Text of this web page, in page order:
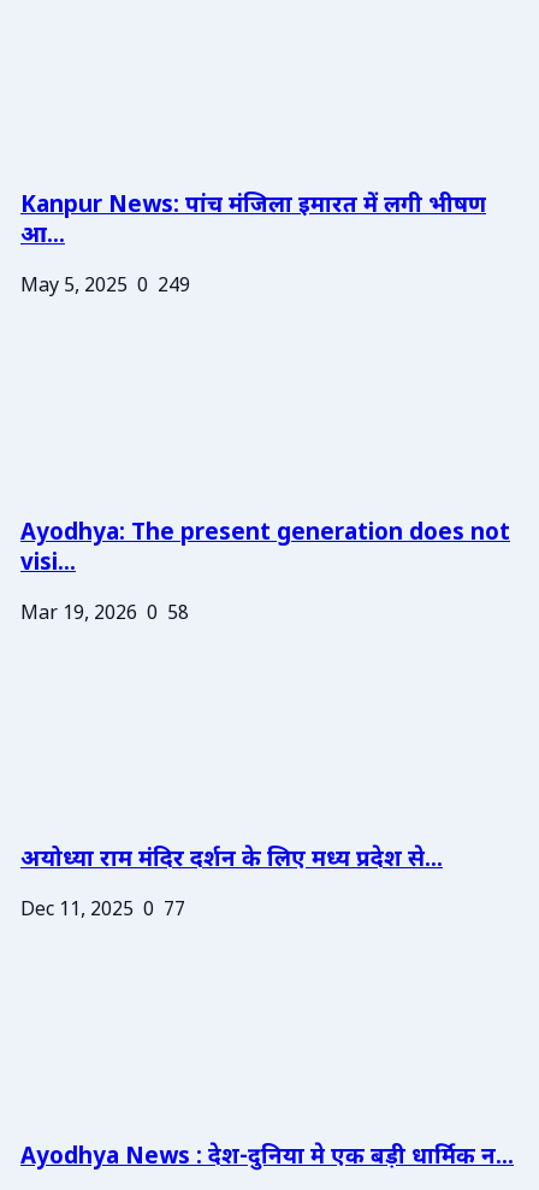
Kanpur News: पांच मंजिला इमारत में लगी भीषण
आ...
May 5, 2025 0 249
Ayodhya: The present generation does not
visi...
Mar 19, 2026 0 58
अयोध्या राम मंदिर दर्शन के लिए मध्य प्रदेश से...
Dec 11, 2025 0 77
Ayodhya News : देश-दुनिया मे एक बड़ी धार्मिक न...